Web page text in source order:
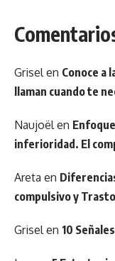
Grisel en Conoce a
llaman cuando te
Naujoël en
inferioridad. El
Areta en
compulsivo y
Grisel en 10